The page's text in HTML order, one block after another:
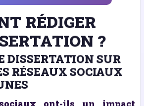
RÉDIGER
?
DISSERTATION SUR
RÉSEAUX SOCIAUX